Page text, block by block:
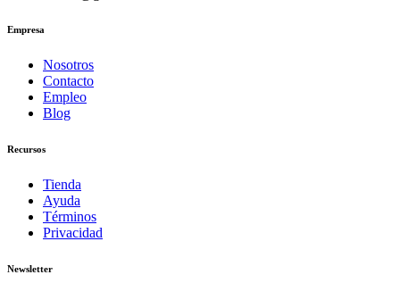
Empresa
Nosotros
Contacto
Empleo
Blog
Recursos
Tienda
Ayuda
Términos
Privacidad
Newsletter